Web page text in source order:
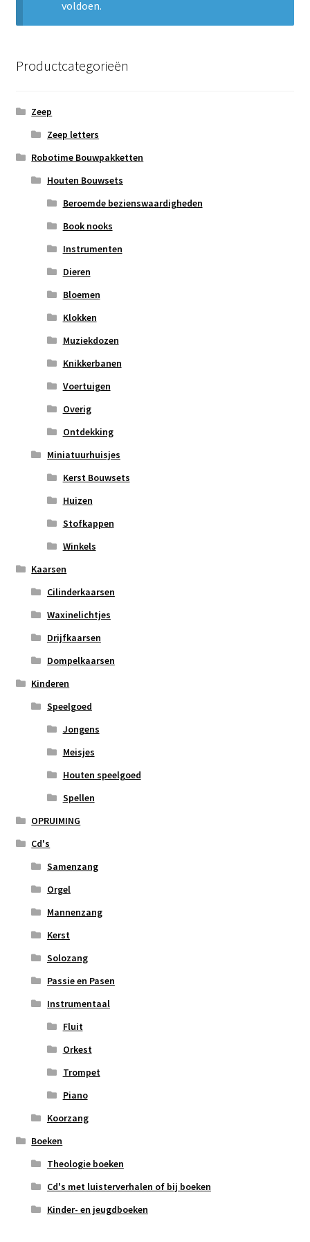
voldoen.
Productcategorieën
Zeep
Zeep letters
Robotime Bouwpakketten
Houten Bouwsets
Beroemde bezienswaardigheden
Book nooks
Instrumenten
Dieren
Bloemen
Klokken
Muziekdozen
Knikkerbanen
Voertuigen
Overig
Ontdekking
Miniatuurhuisjes
Kerst Bouwsets
Huizen
Stofkappen
Winkels
Kaarsen
Cilinderkaarsen
Waxinelichtjes
Drijfkaarsen
Dompelkaarsen
Kinderen
Speelgoed
Jongens
Meisjes
Houten speelgoed
Spellen
OPRUIMING
Cd's
Samenzang
Orgel
Mannenzang
Kerst
Solozang
Passie en Pasen
Instrumentaal
Fluit
Orkest
Trompet
Piano
Koorzang
Boeken
Theologie boeken
Cd's met luisterverhalen of bij boeken
Kinder- en jeugdboeken